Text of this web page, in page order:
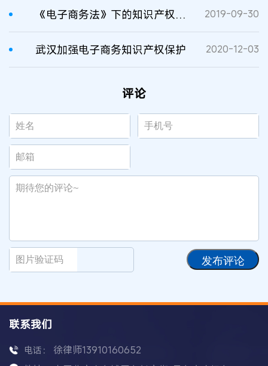
《电子商务法》下的知识产权保护 2019-09-30
武汉加强电子商务知识产权保护 2020-12-03
评论
发布评论
联系我们
电话： 徐律师13910160652